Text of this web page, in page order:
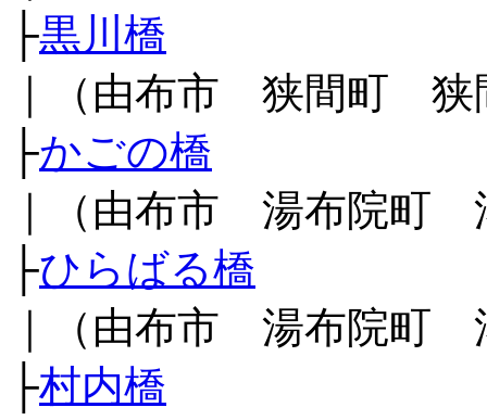
├黒川橋
｜（由布市 狭間町 狭
├かごの橋
｜（由布市 湯布院町
├ひらばる橋
｜（由布市 湯布院町
├村内橋